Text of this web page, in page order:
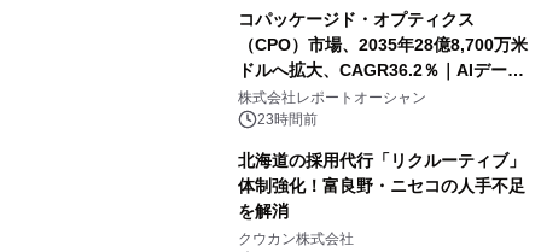
コパッケージド・オプティクス
（CPO）市場、2035年28億8,700万米
ドルへ拡大、CAGR36.2％｜AIデータ
センター・高速光通信需要が成長を加
速
株式会社レポートオーシャン
23時間前
北海道の採用代行「リクルーティブ」
体制強化！富良野・ニセコの人手不足
を解消
クウカン株式会社